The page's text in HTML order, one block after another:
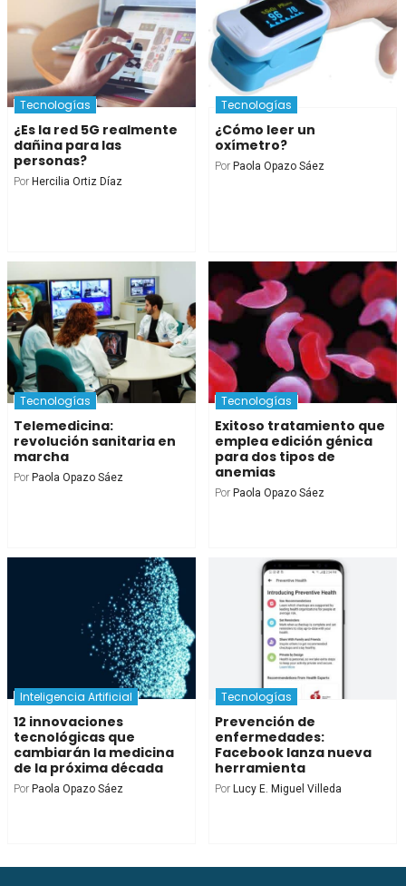
Tecnologías
¿Es la red 5G realmente
dañina para las
personas?
Por Hercilia Ortiz Díaz
Tecnologías
¿Cómo leer un
oxímetro?
Por Paola Opazo Sáez
Tecnologías
Telemedicina:
revolución sanitaria en
marcha
Por Paola Opazo Sáez
Tecnologías
Exitoso tratamiento que
emplea edición génica
para dos tipos de
anemias
Por Paola Opazo Sáez
Inteligencia Artificial
12 innovaciones
tecnológicas que
cambiarán la medicina
de la próxima década
Por Paola Opazo Sáez
Tecnologías
Prevención de
enfermedades:
Facebook lanza nueva
herramienta
Por Lucy E. Miguel Villeda